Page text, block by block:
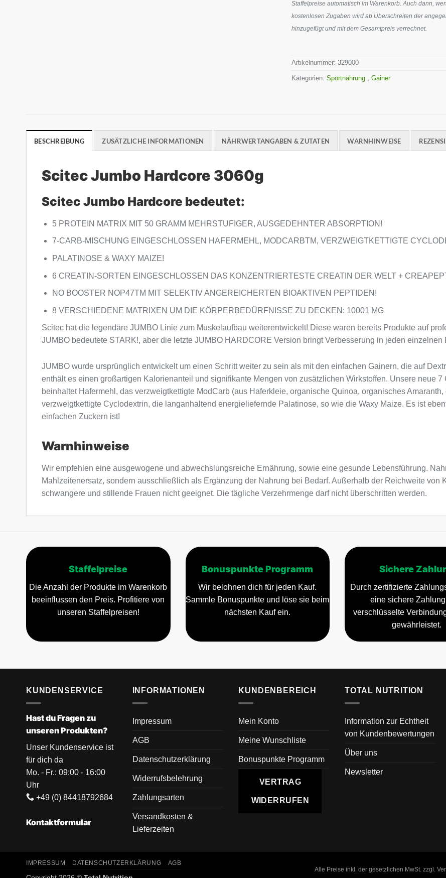
Staffelpreise automatisch im Warenkorb. Auch dann,
kostenlosen Zugaben wird ab Überschreiten der
hinzugefügt und mit dem Gesamtpreis verrechnet.
Artikelnummer:329000
Kategorien:Sportnahrung ,Gainer
BESCHREIBUNG ZUSÄTZLICHE INFORMATIONEN NÄHRWERTANGABEN & ZUTATEN WARNHINWEISE
Scitec Jumbo Hardcore 3060g
Scitec Jumbo Hardcore bedeutet:
5 PROTEIN MATRIX MIT 50 GRAMM MEHRSTUFIGER, AUSGEDEHNTER ABSORPTION!
7-CARB-MISCHUNG EINGESCHLOSSEN HAFERMEHL, MODCARBTM, VERZWEIGTKETTIGTE
PALATINOSE & WAXY MAIZE!
6 CREATIN-SORTEN EINGESCHLOSSEN DAS KONZENTRIERTESTE CREATIN DER WELT +
NO BOOSTER NOP47TM MIT SELEKTIV ANGEREICHERTEN BIOAKTIVEN PEPTIDEN!
8 VERSCHIEDENE MATRIXEN UM DIE KÖRPERBEDÜRFNISSE ZU DECKEN: 10001 MG
Scitec hat die legendäre JUMBO Linie zum Muskelaufbau weiterentwickelt! Diese waren bereits Produkte auf
JUMBO bedeutete STARK!, aber die letzte JUMBO HARDCORE Version bringt Verbesserung in jeden einzelnen
JUMBO wurde ursprünglich entwickelt um einen Schritt weiter zu sein als mit den einfachen Gainern, die auf
enthält es einen großartigen Kalorienanteil und signifikante Mengen von zusätzlichen Wirkstoffen. Unsere neue
beinhaltet Hafermehl, das verzweigtkettigte ModCarb (aus Haferkleie, organische Quinoa, organisches
verzweigtkettigte Cyclodextrin, die langanhaltend energieliefernde Palatinose, so wie die Waxy Maize. Es ist
einfachen Zuckern ist!
Warnhinweise
Wir empfehlen eine ausgewogene und abwechslungsreiche Ernährung, sowie eine gesunde Lebensführung.
Mahlzeitenersatz, sondern ausschließlich als Ergänzung der Nahrung bei Bedarf. Außerhalb der Reichweite von
schwangere und stillende Frauen nicht geeignet. Die tägliche Verzehrmenge darf nicht überschritten werden.
Staffelpreise
Die Anzahl der Produkte im Warenkorb
beeinflussen den Preis. Profitiere von
unseren Staffelpreisen!
Bonuspunkte Programm
Wir belohnen dich für jeden Kauf.
Sammle Bonuspunkte und löse sie beim
nächsten Kauf ein.
Sichere
Durch zertifizierte
eine sichere
verschlüsselte
gewährleistet.
KUNDENSERVICE
Hast du Fragen zu
unseren Produkten?
Unser Kundenservice ist
für dich da
Mo. - Fr.: 09:00 - 16:00
Uhr
+49 (0) 84418792684
Kontaktformular
INFORMATIONEN
Impressum
AGB
Datenschutzerklärung
Widerrufsbelehrung
Zahlungsarten
Versandkosten &
Lieferzeiten
KUNDENBEREICH
Mein Konto
Meine Wunschliste
Bonuspunkte Programm
VERTRAG
WIDERRUFEN
TOTAL NUTRITION
Information zur Echtheit
von Kundenbewertungen
Über uns
Newsletter
Alle Preise inkl. der gesetzlichen MwSt. zzgl.
IMPRESSUM DATENSCHUTZERKLÄRUNG AGB